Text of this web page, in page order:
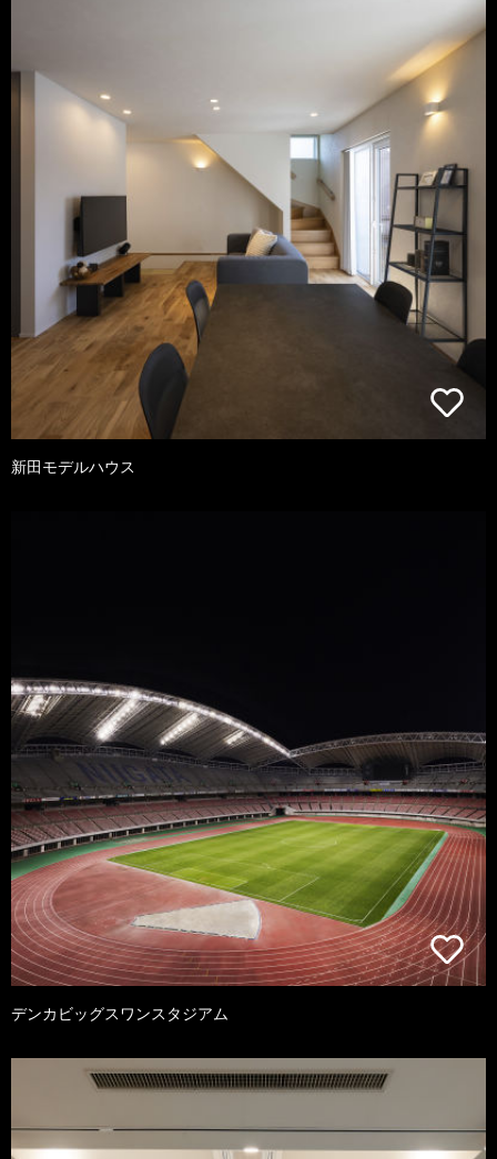
新田モデルハウス
デンカビッグスワンスタジアム